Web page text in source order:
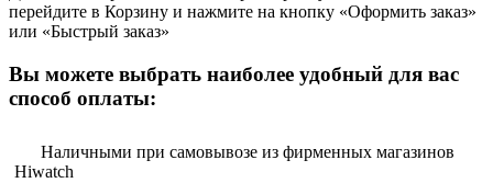
перейдите в Корзину и нажмите на кнопку «Оформить заказ»
или «Быстрый заказ»
Вы можете выбрать наиболее удобный для вас
способ оплаты:
Наличными при самовывозе из фирменных магазинов
Hiwatch